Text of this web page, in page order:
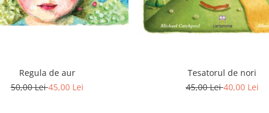
Regula de aur
50,00 Lei45,00 Lei
Tesatorul de nori
45,00 Lei40,00 Lei